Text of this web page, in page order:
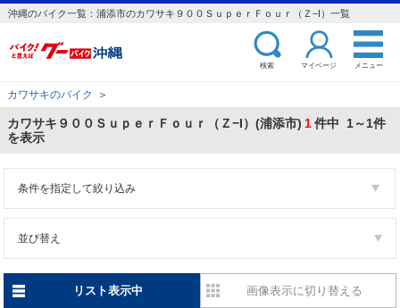
沖縄のバイク一覧：浦添市のカワサキ９００ＳｕｐｅｒＦｏｕｒ（Ｚ−I）一覧
検索 マイページ メニュー
カワサキのバイク ＞
カワサキ９００ＳｕｐｅｒＦｏｕｒ（Ｚ−I）(浦添市) 1件中 1～1件
を表示
条件を指定して絞り込み
並び替え
リスト表示中 画像表示に切り替える